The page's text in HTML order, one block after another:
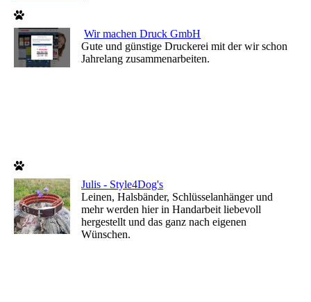
Wir machen Druck GmbH
Gute und günstige Druckerei mit der wir schon
Jahrelang zusammenarbeiten.
Julis - Style4Dog's
Leinen, Halsbänder, Schlüsselanhänger und
mehr werden hier in Handarbeit liebevoll
hergestellt und das ganz nach eigenen
Wünschen.